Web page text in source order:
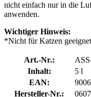
nicht einfach nur in die
anwenden.
Wichtiger Hinweis:
*Nicht für Katzen
Art.-Nr.:
Inhalt:
5 l
EAN:
Hersteller-Nr.: